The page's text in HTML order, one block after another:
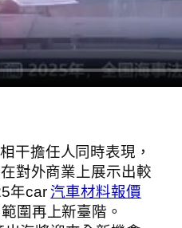
干擔任人同時表現，
對外商業上展示出較
年car汽車材料報價
圍再上新臺階。